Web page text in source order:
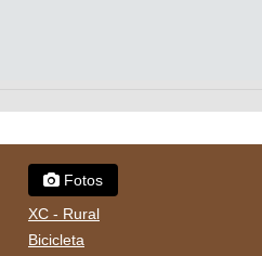
Fotos
XC - Rural
Bicicleta